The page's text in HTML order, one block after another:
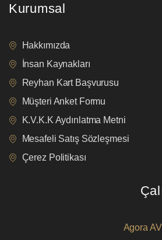
Kurumsal
Hakkımızda
İnsan Kaynakları
Reyhan Kart Başvurusu
Müşteri Anket Formu
K.V.K.K Aydınlatma Metni
Mesafeli Satış Sözleşmesi
Çerez Politikası
Agora